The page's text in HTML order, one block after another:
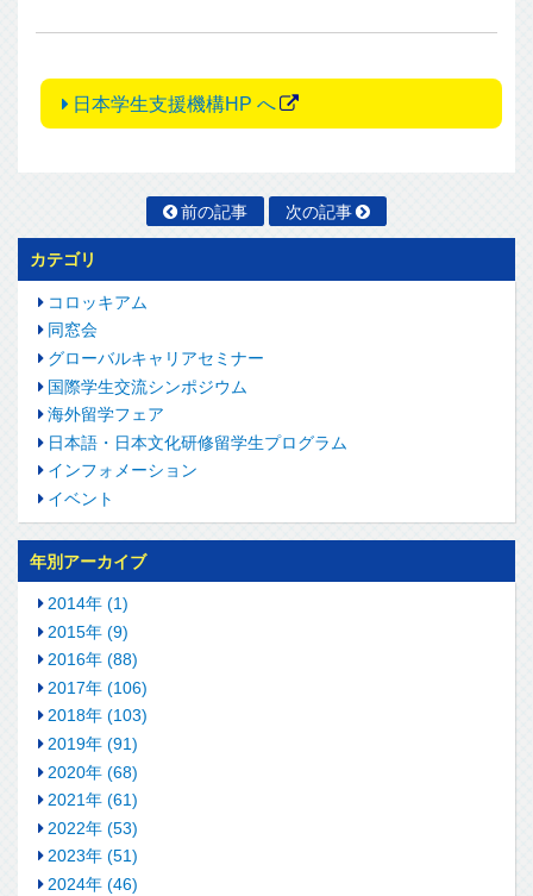
日本学生支援機構HP へ
前の記事 次の記事
カテゴリ
コロッキアム
同窓会
グローバルキャリアセミナー
国際学生交流シンポジウム
海外留学フェア
日本語・日本文化研修留学生プログラム
インフォメーション
イベント
年別アーカイブ
2014年 (1)
2015年 (9)
2016年 (88)
2017年 (106)
2018年 (103)
2019年 (91)
2020年 (68)
2021年 (61)
2022年 (53)
2023年 (51)
2024年 (46)